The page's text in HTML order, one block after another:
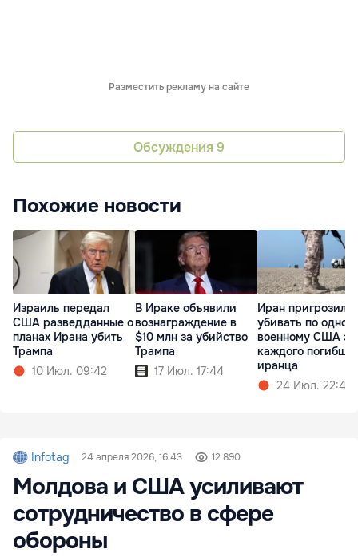
Разместить рекламу на сайте
Обсуждения 9
Похожие новости
Израиль передал
США разведданные о
планах Ирана убить
Трампа
10 Июл. 09:42
В Ираке объявили
вознаграждение в
$10 млн за убийство
Трампа
17 Июл. 17:44
Иран пригрозил
убивать по
военному США за
каждого
иранца
24 Июл. 22:48
Infotag 24 апреля 2026, 16:43 12 890
Молдова и США усиливают
сотрудничество в сфере
обороны